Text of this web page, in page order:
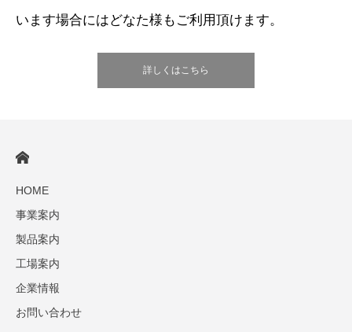
います場合にはどなた様もご利用頂けます。
詳しくはこちら
HOME
事業案内
製品案内
工場案内
企業情報
お問い合わせ